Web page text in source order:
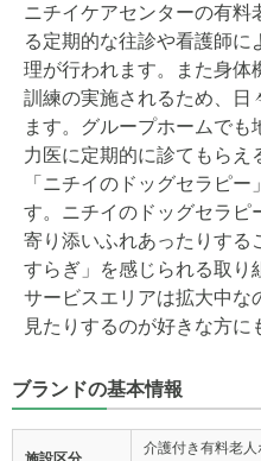
ニチイケアセンターの有料
る定期的な往診や看護師
理が行われます。また身体
訓練の実施されるため、日
ます。グループホームで
力医に定期的に診てもらえ
「ニチイのドッグセラピ
す。ニチイのドッグセラピ
寄り添いふれあったりする
すらぎ」を感じられる取り
サービスエリアは拡大中な
見たりするのが好きな方に
ブランドの基本情報
介護付き有料老